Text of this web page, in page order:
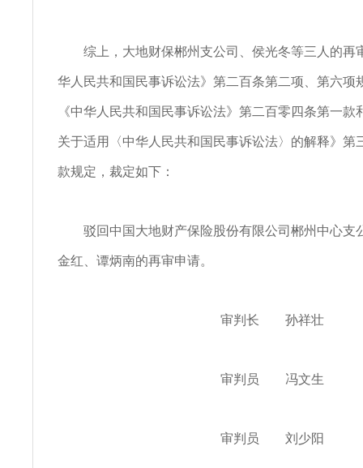
综上，大地财保郴州支公司、侯光冬等三人的再
华人民共和国民事诉讼法》第二百条第二项、第六项
《中华人民共和国民事诉讼法》第二百零四条第一款
关于适用〈中华人民共和国民事诉讼法〉的解释》第
款规定，裁定如下：
驳回中国大地财产保险股份有限公司郴州中心支
金红、谭炳南的再审申请。
审判长 孙祥壮
审判员 冯文生
审判员 刘少阳